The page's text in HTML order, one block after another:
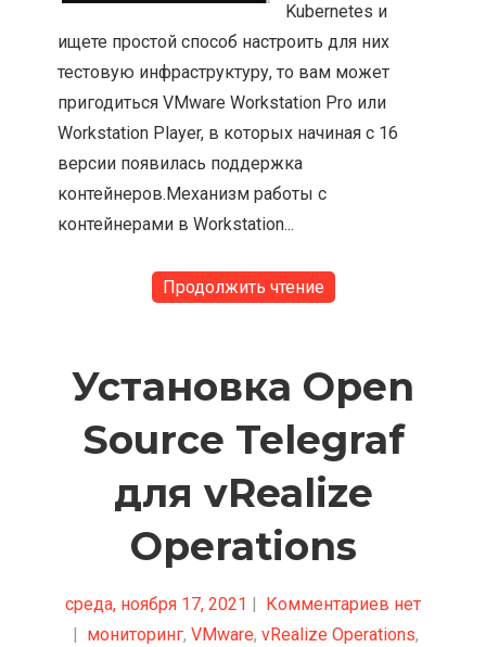
Kubernetes и
ищете простой способ настроить для них
тестовую инфраструктуру, то вам может
пригодиться VMware Workstation Pro или
Workstation Player, в которых начиная с 16
версии появилась поддержка
контейнеров.Механизм работы с
контейнерами в Workstation...
Продолжить чтение
Установка Open
Source Telegraf
для vRealize
Operations
среда, ноября 17, 2021
Комментариев нет
мониторинг, VMware, vRealize Operations,